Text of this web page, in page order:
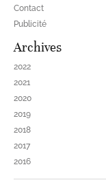
Contact
Publicité
Archives
2022
2021
2020
2019
2018
2017
2016